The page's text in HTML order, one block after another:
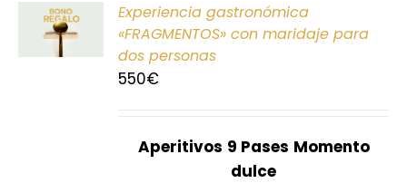
Experiencia gastronómica
«FRAGMENTOS» con maridaje para
dos personas
550€
Aperitivos 9 Pases Momento
dulce